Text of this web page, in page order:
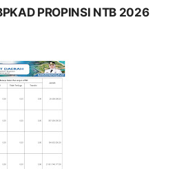
PROPINSI NTB 2026